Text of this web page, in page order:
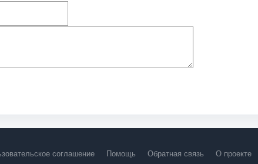
соглашение Помощь Обратная связь О проекте